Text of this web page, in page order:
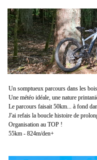
Un somptueux parcours dans les
Une météo idéale, une nature
Le parcours faisait 50km... à fond
J'ai refais la boucle histoire de
Organisation au TOP !
55km - 824m/den+